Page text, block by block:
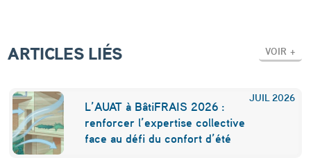
s
e
d
e
ARTICLES LIÉS VOIR +
JUIL 2026
L’AUAT à BâtiFRAIS 2026 :
renforcer l’expertise collective
face au défi du confort d’été